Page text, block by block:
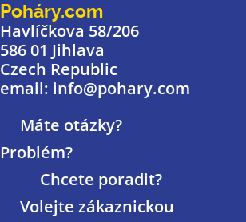
Poháry.com
Havlíčkova 58/206
586 01 Jihlava
Czech Republic
email: info@pohary.com
Máte otázky?
Problém?
Chcete poradit?
Volejte zákaznickou